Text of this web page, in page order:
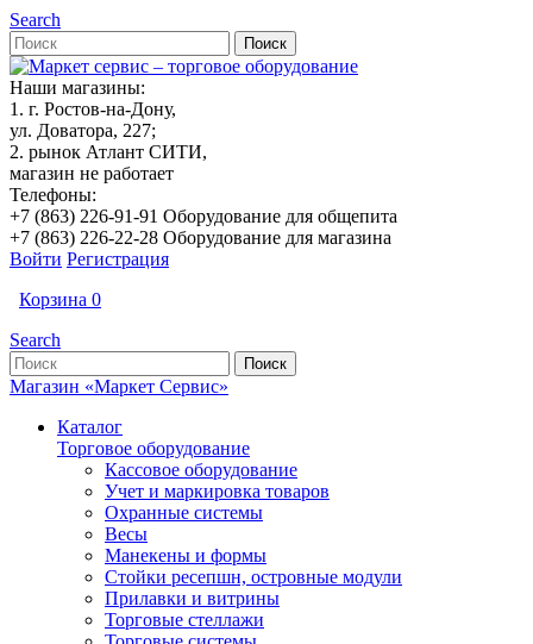
Search
Наши магазины:
1. г. Ростов-на-Дону,
ул. Доватора, 227;
2. рынок Атлант СИТИ,
магазин не работает
Телефоны:
+7 (863) 226-91-91 Оборудование для общепита
+7 (863) 226-22-28 Оборудование для магазина
Войти Регистрация
Корзина 0
Search
Магазин «Маркет Сервис»
Каталог
Торговое оборудование
Кассовое оборудование
Учет и маркировка товаров
Охранные системы
Весы
Манекены и формы
Стойки ресепшн, островные модули
Прилавки и витрины
Торговые стеллажи